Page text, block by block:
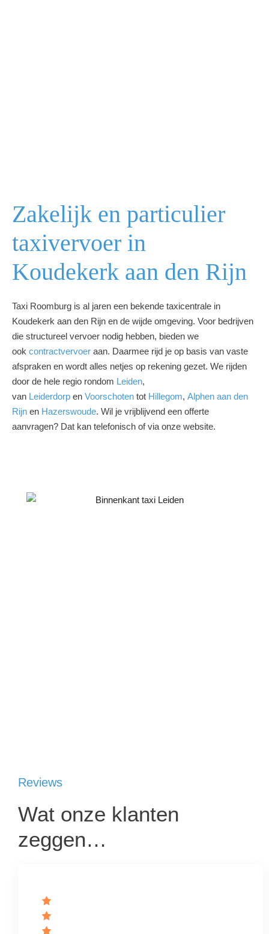
Zakelijk en particulier
taxivervoer in
Koudekerk aan den Rijn
Taxi Roomburg is al jaren een bekende taxicentrale in
Koudekerk aan den Rijn en de wijde omgeving. Voor bedrijven
die structureel vervoer nodig hebben, bieden we
ook contractvervoer aan. Daarmee rijd je op basis van vaste
afspraken en wordt alles netjes op rekening gezet. We rijden
door de hele regio rondom Leiden,
van Leiderdorp en Voorschoten tot Hillegom, Alphen aan den
Rijn en Hazerswoude. Wil je vrijblijvend een offerte
aanvragen? Dat kan telefonisch of via onze website.
Reviews
Wat onze klanten
zeggen…